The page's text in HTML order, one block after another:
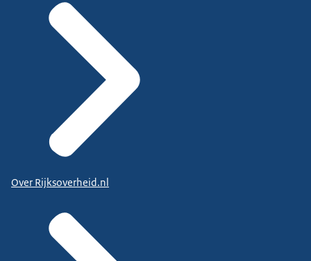
Over Rijksoverheid.nl